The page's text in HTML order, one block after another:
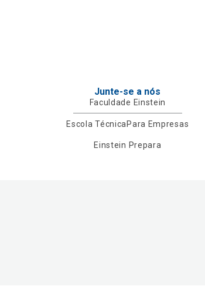
Junte-se a nós
Faculdade Einstein
Escola Técnica Para Empresas
Einstein Prepara